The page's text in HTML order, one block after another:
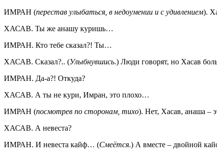
ИМРАН (перестав улыбаться, в недоумении и с удивлением).
ХАСАВ. Ты же анашу куришь…
ИМРАН. Кто тебе сказал?! Ты…
ХАСАВ. Сказал?.. (Улыбнувшись.) Люди говорят, но Хасав
ИМРАН. Да-а?! Откуда?
ХАСАВ. А ты не кури, Имран, это плохо…
ИМРАН (посмотрев по сторонам, тихо). Нет, Хасав, анаша –
ХАСАВ. А невеста?
ИМРАН. И невеста кайф… (Смеётся.) А вместе – двойной